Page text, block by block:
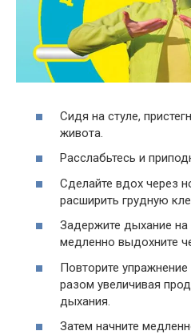
Сидя на стуле,
живота.
Расслабьтесь и
Сделайте вдох через
расширить грудную
Задержите дыхание
медленно выдохните
Повторите
разом увеличивая
дыхания.
Затем начните